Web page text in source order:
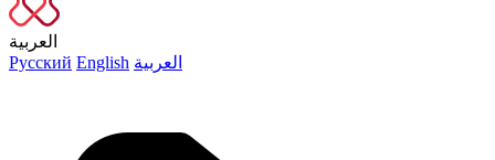
العربية
Русский English العربية